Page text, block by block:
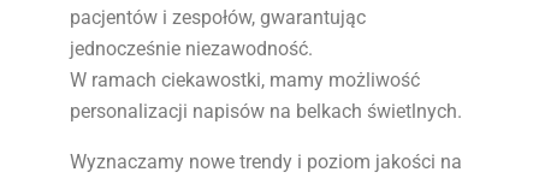
pacjentów i zespołów, gwarantując
jednocześnie niezawodność.
W ramach ciekawostki, mamy możliwość
personalizacji napisów na belkach świetlnych.
Wyznaczamy nowe trendy i poziom jakości na